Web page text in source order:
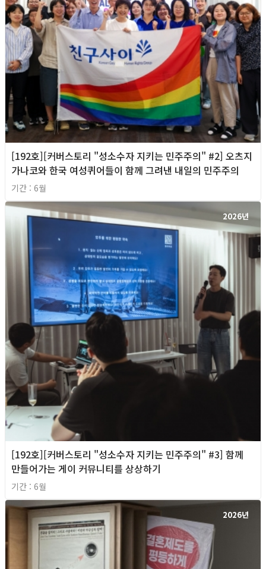
[192호][커버스토리 "성소수자 지키는 민주주의" #2] 오츠지
가나코와 한국 여성퀴어들이 함께 그려낸 내일의 민주주의
기간 : 6월
2026년
[192호][커버스토리 "성소수자 지키는 민주주의" #3] 함께
만들어가는 게이 커뮤니티를 상상하기
기간 : 6월
2026년